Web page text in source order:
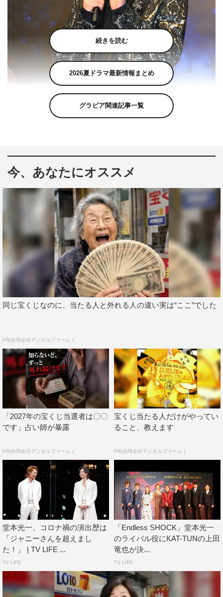
堂本光一主演のミュージカル『Endless SHOCK』の制作
発表会見が行われ、4・5月の帝国劇場公演、7・8月の梅
田芸術劇場公演、9月の博多座公演、そして11月には再び
帝国劇場にて公演を行うという、過去に例のない長期間の
全国ツアーの開催が発表された。
『SHOCK』シリーズは今年の公演でついに上演2000回を
達成し、また国内演劇の単独主演記録2017回を超えて歴
代1位に到達する予定となっている。そんな記念すべき
と豪華なトリプルキャストが実現。会見には堂本、佐藤、
中山、上田のほか、ヒロインのリカ役を務める中村麗乃、
綺咲愛里、オーナー役の前田美波里、島田歌穂が登壇し
た。
冒頭で堂本は「今年は4、5月…7、8月、11月と…自分で
もいつやるのか覚えられないぐらい（笑）」と上演月を思
フォローされると「9月もあるの？（笑）あぁ、そうです
か（笑）。っていうぐらい、多くやらせていただきます」
とまずは公演数の多さに触れた。
そして「帝国劇場が休館するということで（2025年2月休
館）、この作品は帝国劇場と共に歩んできたところがあ
る。これは資料にも載っていないと思うんですけど、自分
としては“今年で『SHOCK』の幕を閉めようかな”と思っ
ています。えー、（理由は）年齢でございます。…冗談で
す（笑）」と突然の発表で報道陣を驚かせた。「そういっ
た意味でも豪華なキャストの皆さんに集まっていただいた
続きを読む
2026夏ドラマ最新情報まとめ
グラビア関連記事一覧
今、あなたにオススメ
同じ宝くじなのに、当たる人と外れる人の違い実は“ここ”でした
PR(合同会社デジタルファーム )
「2027年の宝くじ当選者は〇〇
です」占い師が暴露
PR(合同会社デジタルファーム )
宝くじ当たる人だけがやってい
ること、教えます
PR(合同会社デジタルファーム )
堂本光一、コロナ禍の演出歴は
「ジャニーさんを超えまし
た！」 | TV LIFE ...
TV LIFE
「Endless SHOCK」堂本光一
のライバル役にKAT-TUNの上田
竜也が決...
TV LIFE